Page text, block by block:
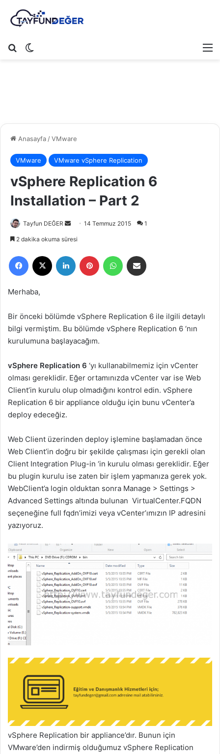
Arama yap ...
Anasayfa/VMware
VMware VMware vSphere Replication
vSphere Replication 6
Installation – Part 2
Tayfun DEĞER
e
-
t
a
g
n
d
e
r
k
14 Temmuz 2015 1
2 dakika okuma süresi
Merhaba,
Bir önceki bölümde vSphere Replication 6 ile ilgili detaylı
bilgi vermiştim. Bu bölümde vSphere Replication 6 ‘nın
kurulumuna başlayacağım.
vSphere Replication 6 ‘yı kullanabilmemiz için vCenter
olması gereklidir. Eğer ortamınızda vCenter var ise Web
Client’in kurulu olup olmadığını kontrol edin. vSphere
Replication 6 bir appliance olduğu için bunu vCenter’a
deploy edeceğiz.
Web Client üzerinden deploy işlemine başlamadan önce
Web Client’in doğru bir şekilde çalışması için gerekli olan
Client Integration Plug-in ‘in kurulu olması gereklidir. Eğer
bu plugin kurulu ise zaten bir işlem yapmanıza gerek yok.
WebClient’a login olduktan sonra Manage > Settings >
Advanced Settings altında bulunan VirtualCenter.FQDN
seçeneğine full fqdn’imizi veya vCenter’ımızın IP adresini
yazıyoruz.
vSphere Replication bir appliance’dır. Bunun için
VMware’den indirmiş olduğumuz vSphere Replication